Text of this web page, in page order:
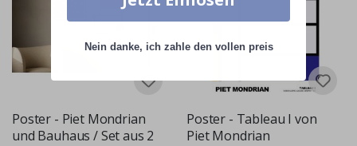
Poster - Piet Mondrian
und Bauhaus / Set aus 2
Poster - Tableau I von
Piet Mondrian
Nein danke, ich zahle den vollen preis